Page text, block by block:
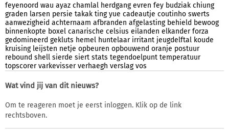
feyenoord wau ayaz chamlal herdgang evren fey budziak chiung
graden larsen persie takak ting yue cadeautje coutinho swerts
aanwezigheid achternaam afbranden afgelasting behield bewoog
binnenkopte boxel canarische celsius eilanden elkander forza
gedomineerd gekluts hemel huntelaar irritant jeugdelftal koude
kruising leijsten netje opbeuren opbouwend oranje postuur
rebound shell sierde siert stats tegendoelpunt temperatuur
topscorer varkevisser verhaegh verslag vos
Wat vind jij van dit nieuws?
Om te reageren moet je eerst inloggen. Klik op de link
rechtsboven.